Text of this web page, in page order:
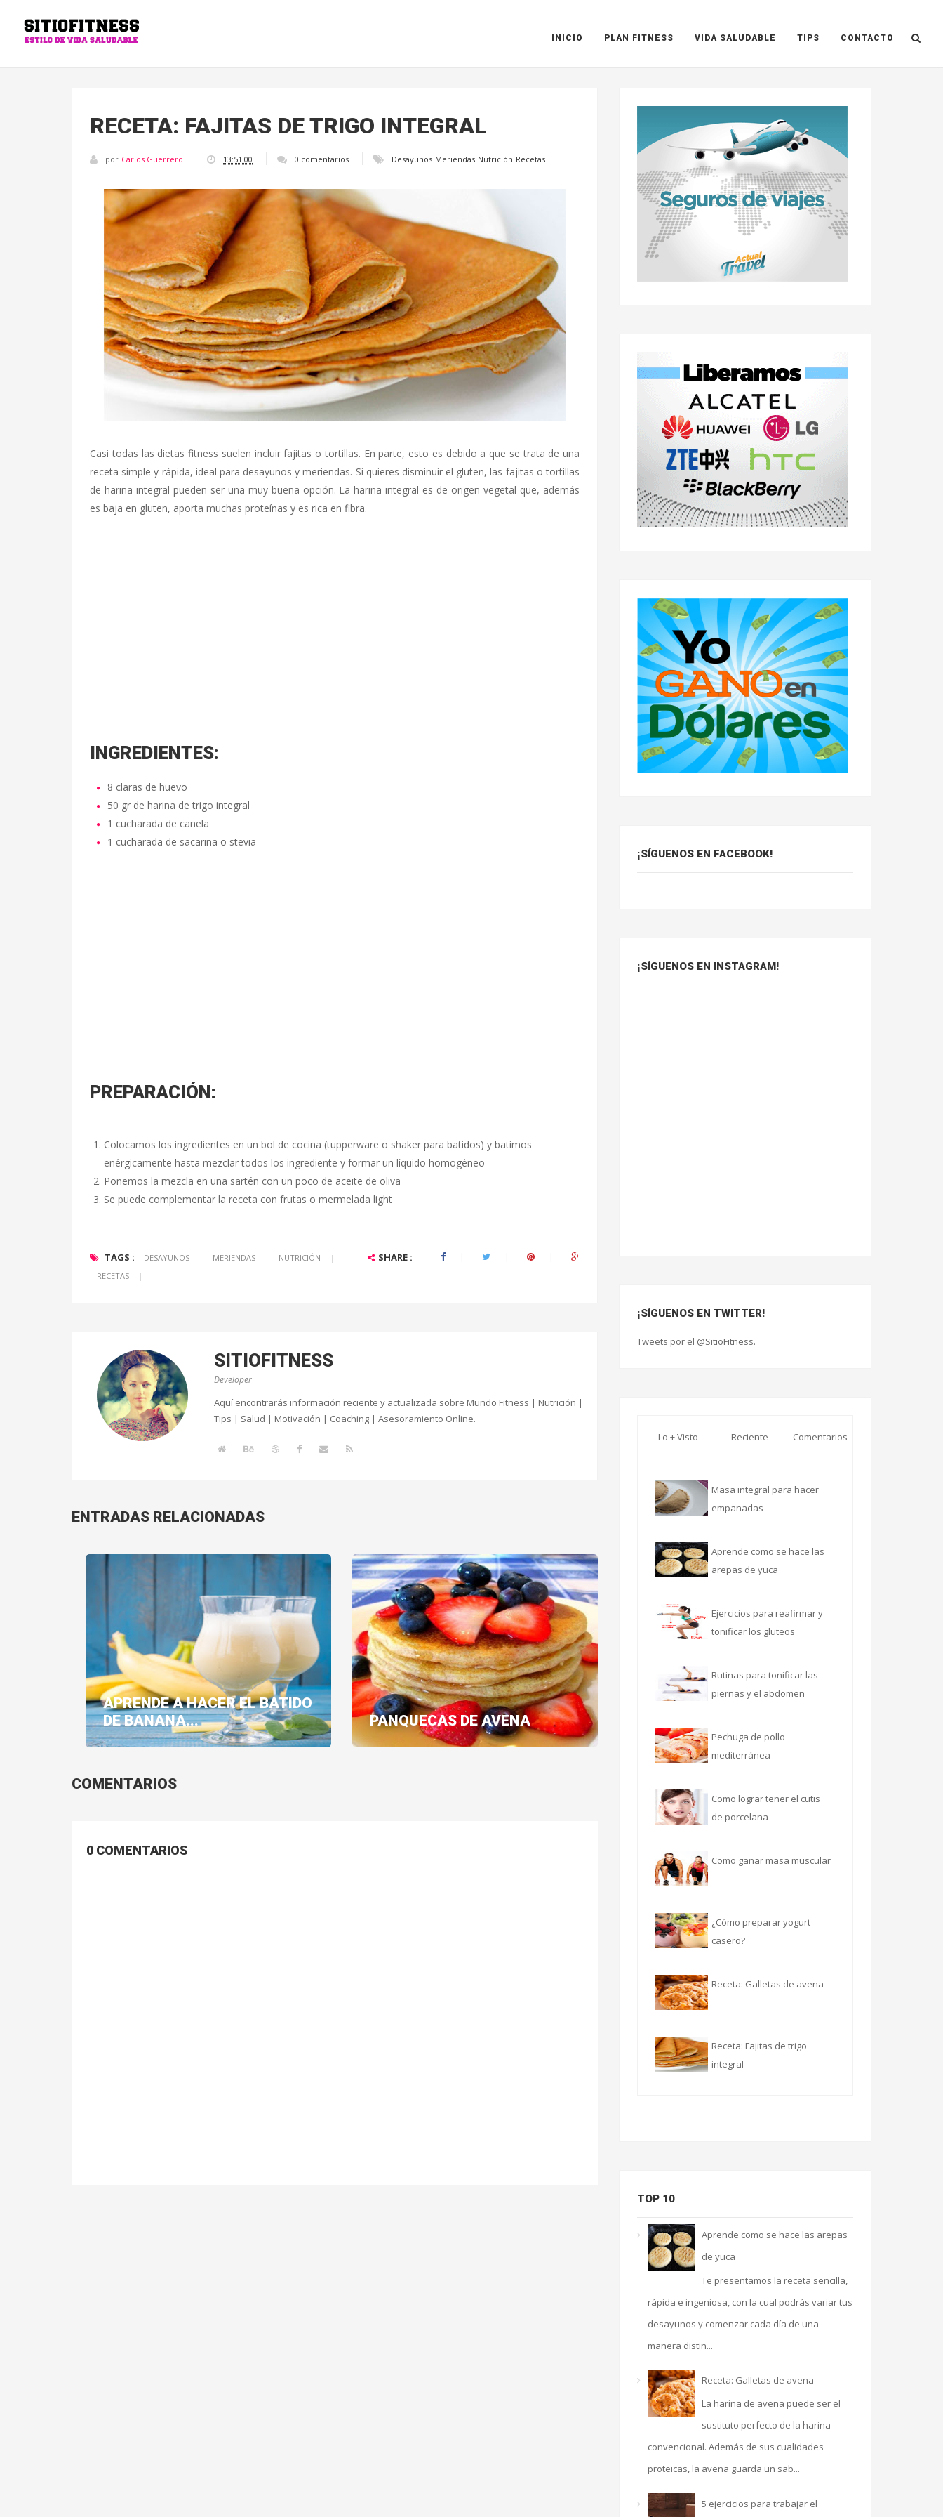
INICIO PLAN FITNESS VIDA SALUDABLE TIPS CONTACTO
RECETA: FAJITAS DE TRIGO INTEGRAL
por Carlos Guerrero 13:51:00 0 comentarios Desayunos Meriendas Nutrición Recetas
Casi todas las dietas fitness suelen incluir fajitas o tortillas. En parte, esto es debido a que se trata de una
receta simple y rápida, ideal para desayunos y meriendas. Si quieres disminuir el gluten, las fajitas o tortillas
de harina integral pueden ser una muy buena opción. La harina integral es de origen vegetal que, además
es baja en gluten, aporta muchas proteínas y es rica en fibra.
INGREDIENTES:
8 claras de huevo
50 gr de harina de trigo integral
1 cucharada de canela
1 cucharada de sacarina o stevia
PREPARACIÓN:
Colocamos los ingredientes en un bol de cocina (tupperware o shaker para batidos) y batimos
enérgicamente hasta mezclar todos los ingrediente y formar un líquido homogéneo
Ponemos la mezcla en una sartén con un poco de aceite de oliva
Se puede complementar la receta con frutas o mermelada light
TAGS : DESAYUNOS | MERIENDAS | NUTRICIÓN
|
RECETAS
|
SHARE :
SITIOFITNESS
Developer
Aquí encontrarás información reciente y actualizada sobre Mundo Fitness | Nutrición |
Tips | Salud | Motivación | Coaching | Asesoramiento Online.
ENTRADAS RELACIONADAS
APRENDE A HACER EL BATIDO
DE BANANA...
PANQUECAS DE AVENA
COMENTARIOS
0 COMENTARIOS
¡SÍGUENOS EN FACEBOOK!
¡SÍGUENOS EN INSTAGRAM!
¡SÍGUENOS EN TWITTER!
Tweets por el @SitioFitness.
Lo + Visto Reciente Comentarios
Masa integral para hacer
empanadas
Aprende como se hace las
arepas de yuca
Ejercicios para reafirmar y
tonificar los gluteos
Rutinas para tonificar las
piernas y el abdomen
Pechuga de pollo
mediterránea
Como lograr tener el cutis
de porcelana
Como ganar masa muscular
¿Cómo preparar yogurt
casero?
Receta: Galletas de avena
Receta: Fajitas de trigo
integral
TOP 10
Aprende como se hace las arepas
de yuca
Te presentamos la receta sencilla,
rápida e ingeniosa, con la cual podrás variar tus
desayunos y comenzar cada día de una
manera distin...
Receta: Galletas de avena
La harina de avena puede ser el
sustituto perfecto de la harina
convencional. Además de sus cualidades
proteicas, la avena guarda un sab...
5 ejercicios para trabajar el